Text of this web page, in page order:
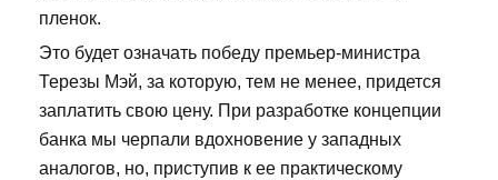
пленок.
Это будет означать победу премьер-министра
Терезы Мэй, за которую, тем не менее, придется
заплатить свою цену. При разработке концепции
банка мы черпали вдохновение у западных
аналогов, но, приступив к ее практическому